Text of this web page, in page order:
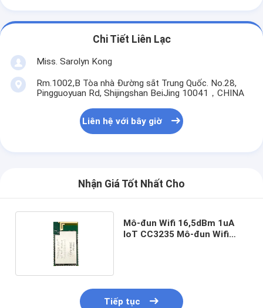
Chi Tiết Liên Lạc
Miss. Sarolyn Kong
Rm.1002,B Tòa nhà Đường sắt Trung Quốc. No.28,
Pingguoyuan Rd, Shijingshan BeiJing 10041，CHINA
Liên hệ với bây giờ
Nhận Giá Tốt Nhất Cho
Mô-đun Wifi 16,5dBm 1uA
IoT CC3235 Mô-đun Wifi
Tiếp tục